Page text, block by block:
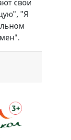
свои
"Я